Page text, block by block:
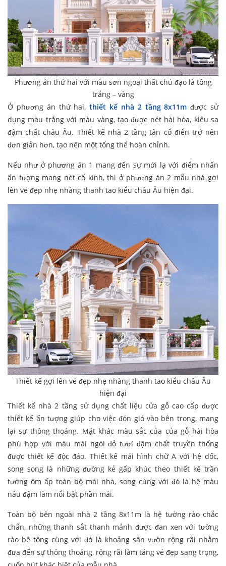
Phương án thứ hai với màu sơn ngoại thất chủ đạo là tông
trắng – vàng
Ở phương án thứ hai,thiết kế nhà 2 tầng 8x11m được sử
dụng màu trắng với màu vàng, tạo được nét hài hòa, kiêu sa
đậm chất châu Âu. Thiết kế nhà 2 tầng tân cổ điển trở nên
đơn giản hơn, tạo nên một tổng thể hoàn chỉnh.
Nếu như ở phương án 1 mang đến sự mới lạ với điểm nhấn
ấn tượng mang nét cổ kính, thì ở phương án 2 mẫu nhà gợi
lên vẻ đẹp nhẹ nhàng thanh tao kiểu châu Âu hiện đại.
Thiết kế gợi lên vẻ đẹp nhẹ nhàng thanh tao kiểu châu Âu
hiện đại
Thiết kế nhà 2 tầng sử dụng chất liệu cửa gỗ cao cấp được
thiết kế ấn tượng giúp cho việc đón gió vào bên trong, mang
lại sự thông thoáng. Mặt khác màu sắc của của gỗ hài hòa
phù hợp với màu mái ngói đỏ tươi đậm chất truyền thống
được thiết kế độc đáo. Thiết kế mái hình chữ A với hệ dốc,
song song là những đường kẻ gấp khúc theo thiết kế trần
tường ôm ấp toàn bộ mái nhà, song cùng với đó là hệ màu
nâu đậm làm nổi bật phần mái.
Toàn bộ bên ngoài nhà 2 tầng 8x11m là hệ tường rào chắc
chắn, những thanh sắt thanh mảnh được đan xen với tường
rào bê tông cùng với đó là khoảng sân vườn rộng rãi nhằm
đưa đến sự thông thoáng, rộng rãi làm tăng vẻ đẹp sang trọng,